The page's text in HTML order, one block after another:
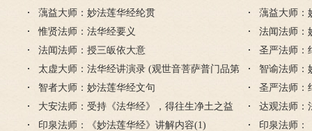
蕅益大师：妙法莲华经纶贯
蕅益大师：
惟贤法师：法华经要义
法闻法师：
法闻法师：授三皈依大意
圣严法师：
唯一佛乘，
太虚大师：法华经讲演录 (观世音菩萨普门品第
二十五)
智谕法师：
智者大师：妙法莲华经文句
圣严法师：
大安法师：受持《法华经》，得往生净土之益
达观法师：
印泉法师：《妙法莲华经》讲解内容(1)
印泉法师：